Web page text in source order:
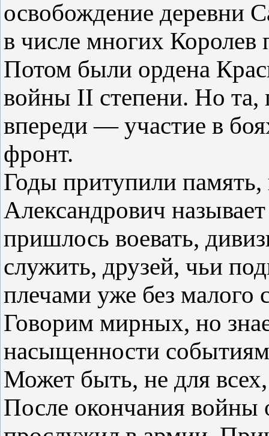
освобождение деревни
в числе многих Королев
Потом были ордена
войны II степени. Но
впереди — участие в
фронт.
Годы притупили
Александрович
пришлось воевать,
служить, друзей, чьи
плечами уже без малого
Говорим мирных, но
насыщенности
Может быть, не для
После окончания войны